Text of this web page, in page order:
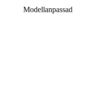
Modellanpassad